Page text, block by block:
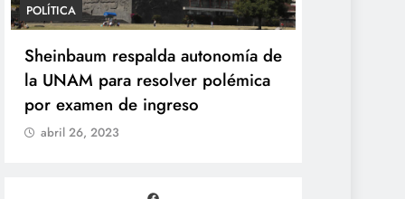
POLÍTICA
Sheinbaum desaparece la Vocería
de la Presidencia y crea nueva
Unidad de Ayudantía
abril 26, 2023